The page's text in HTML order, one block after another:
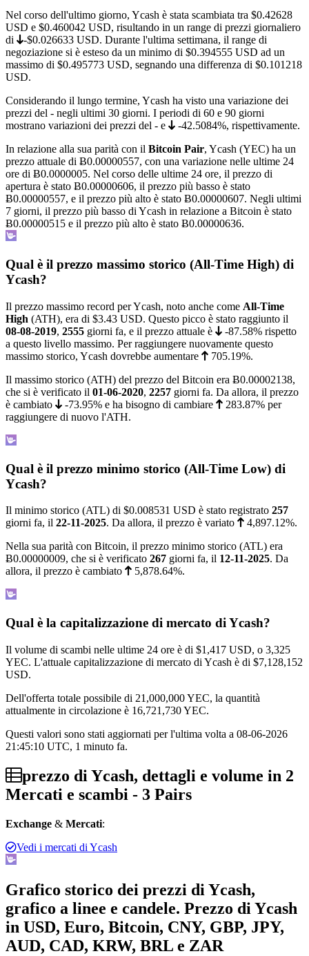
Nel corso dell'ultimo giorno, Ycash è stata scambiata tra $0.42628
USD e $0.460042 USD, risultando in un range di prezzi giornaliero
di
-$0.026633 USD. Durante l'ultima settimana, il range di
negoziazione si è esteso da un minimo di $0.394555 USD ad un
massimo di $0.495773 USD, segnando una differenza di $0.101218
USD.
Considerando il lungo termine, Ycash ha visto una variazione dei
prezzi del - negli ultimi 30 giorni. I periodi di 60 e 90 giorni
mostrano variazioni dei prezzi del - e -42.5084%, rispettivamente.
In relazione alla sua parità con il Bitcoin Pair, Ycash (YEC) ha un
prezzo attuale di Ƀ0.00000557, con una variazione nelle ultime 24
ore di Ƀ0.0000005. Nel corso delle ultime 24 ore, il prezzo di
apertura è stato Ƀ0.00000606, il prezzo più basso è stato
Ƀ0.00000557, e il prezzo più alto è stato Ƀ0.00000607. Negli ultimi
7 giorni, il prezzo più basso di Ycash in relazione a Bitcoin è stato
Ƀ0.00000515 e il prezzo più alto è stato Ƀ0.00000636.
Qual è il prezzo massimo storico (All-Time High) di
Ycash?
Il prezzo massimo record per Ycash, noto anche come All-Time
High (ATH), era di $3.43 USD. Questo picco è stato raggiunto il
08-08-2019, 2555 giorni fa, e il prezzo attuale è -87.58% rispetto
a questo livello massimo. Per raggiungere nuovamente questo
massimo storico, Ycash dovrebbe aumentare
705.19%.
Il massimo storico (ATH) del prezzo del Bitcoin era Ƀ0.00002138,
che si è verificato il 01-06-2020, 2257 giorni fa. Da allora, il prezzo
è cambiato
-73.95% e ha bisogno di cambiare 283.87% per
raggiungere di nuovo l'ATH.
Qual è il prezzo minimo storico (All-Time Low) di
Ycash?
Il minimo storico (ATL) di $0.008531 USD è stato registrato 257
giorni fa, il 22-11-2025. Da allora, il prezzo è variato 4,897.12%.
Nella sua parità con Bitcoin, il prezzo minimo storico (ATL) era
Ƀ0.00000009, che si è verificato 267 giorni fa, il 12-11-2025. Da
allora, il prezzo è cambiato
5,878.64%.
Qual è la capitalizzazione di mercato di Ycash?
Il volume di scambi nelle ultime 24 ore è di $1,417 USD, o 3,325
YEC. L'attuale capitalizzazione di mercato di Ycash è di $7,128,152
USD.
Dell'offerta totale possibile di 21,000,000 YEC, la quantità
attualmente in circolazione è 16,721,730 YEC.
Questi valori sono stati aggiornati per l'ultima volta a 08-06-2026
21:45:10 UTC, 1 minuto fa.
prezzo di Ycash, dettagli e volume in 2
Mercati e scambi - 3 Pairs
Exchange & Mercati:
Vedi i mercati di Ycash
Grafico storico dei prezzi di Ycash,
grafico a linee e candele. Prezzo di Ycash
in USD, Euro, Bitcoin, CNY, GBP, JPY,
AUD, CAD, KRW, BRL e ZAR